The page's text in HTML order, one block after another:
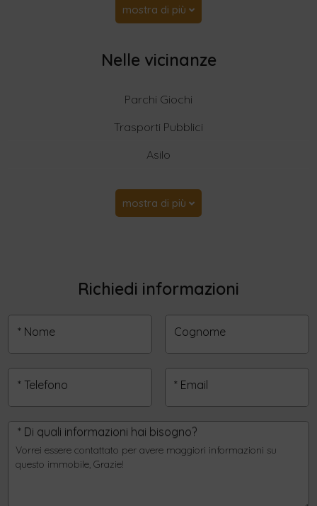
mostra di più
Nelle vicinanze
Parchi Giochi
Trasporti Pubblici
Asilo
mostra di più
Richiedi informazioni
* Nome Cognome
* Telefono * Email
* Di quali informazioni hai bisogno?